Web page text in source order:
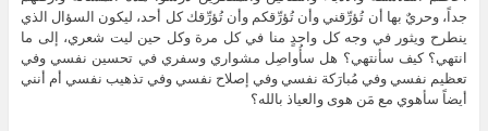
جداً، وحريٌ بها أن تُؤرِّقني وأن تُؤرِّقكم وأن تُؤرِّقك كل أحد، ليكون السؤال الذي
ينطرح ويثور في وجه كل واحدٍ منا في كل مرة وكل حين ليت شعري، إلى ما
انتهي؟ كيف سأنتهي؟ هل سأُواصِل مشواري وسفري في تحسين نفسي وفي
تعظيم نفسي وفي مُبارَكة نفسي وفي إصلاح نفسي وفي تذهيب نفسي أم أنني
أيضاً سأهوي مع مَن هوى والعياذ بالله؟